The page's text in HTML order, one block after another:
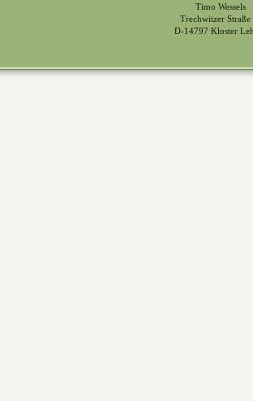
Timo Wessels
Trechwitzer Straße
D-14797 Kloster